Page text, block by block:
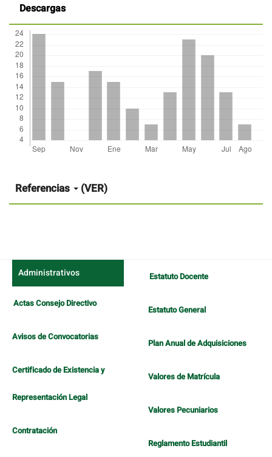
Descargas
artículo
Referencias (VER)
Administrativos
Actas Consejo Directivo
Avisos de Convocatorias
Certificado de Existencia y
Representación Legal
Contratación
Estatuto Docente
Estatuto General
Plan Anual de Adquisiciones
Valores de Matrícula
Valores Pecuniarios
Reglamento Estudiantil